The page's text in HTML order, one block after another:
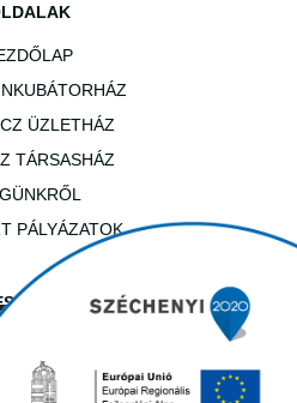
ÜZLETHÁZ
TÁRSASHÁZ
PÁLYÁZATOK
MINKET!
élmény érdekében sütiket
cookies we are using or